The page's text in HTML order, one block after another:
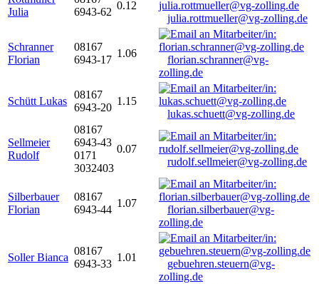
Julia
6943-62
0.12
julia.rottmueller@vg-zolling.de
Schranner
Florian
08167
6943-17
1.06
florian.schranner@vg-
zolling.de
Schütt Lukas
08167
6943-20
1.15
lukas.schuett@vg-zolling.de
Sellmeier
Rudolf
08167
6943-43
0171
3032403
0.07
rudolf.sellmeier@vg-zolling.de
Silberbauer
Florian
08167
6943-44
1.07
florian.silberbauer@vg-
zolling.de
Soller Bianca
08167
6943-33
1.01
gebuehren.steuern@vg-
zolling.de